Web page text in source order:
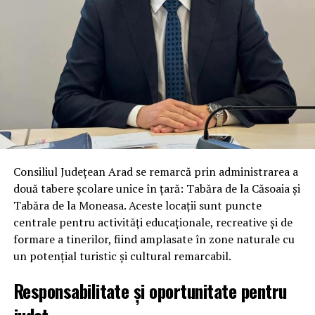
Consiliul Județean Arad se remarcă prin administrarea a
două tabere școlare unice în țară: Tabăra de la Căsoaia și
Tabăra de la Moneasa. Aceste locații sunt puncte
centrale pentru activități educaționale, recreative și de
formare a tinerilor, fiind amplasate în zone naturale cu
un potențial turistic și cultural remarcabil.
Responsabilitate și oportunitate pentru